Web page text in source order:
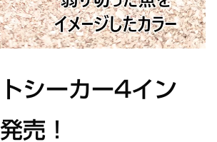
トシーカー4イン
売！